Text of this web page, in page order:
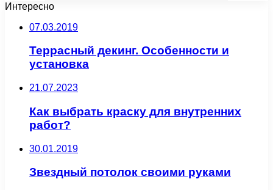
Интересно
07.03.2019
Террасный декинг. Особенности и
установка
21.07.2023
Как выбрать краску для внутренних
работ?
30.01.2019
Звездный потолок своими руками